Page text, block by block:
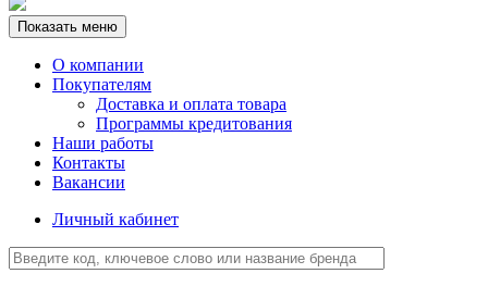
Показать меню
О компании
Покупателям
Доставка и оплата товара
Программы кредитования
Наши работы
Контакты
Вакансии
Личный кабинет